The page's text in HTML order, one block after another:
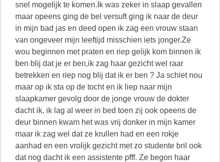
snel mogelijk te komen.Ik was zeker in slaap gevallen
maar opeens ging de bel versuft ging ik naar de deur
in mijn bad jas en deed open ik zag een vrouw staan
van ongeveer mijn leeftijd misschien iets jonger.Ze
wou beginnen met praten en riep gelijk kom binnen ik
ben blij dat je er ben,ik zag haar gezicht wel raar
betrekken en riep nog blij dat ik er ben ? Ja schiet nou
maar op ik sta op de tocht en ik liep naar mijn
slaapkamer gevolg door de jonge vrouw de dokter
dacht ik, ik lag al weer in bed toen zij ook opeens de
deur binnen kwam het was vrij donker in mijn kamer
maar ik zag wel dat ze krullen had en een rokje
aanhad en een vrolijk gezicht met zo studente bril ook
dat nog dacht ik een assistente pfff. Ze begon haar